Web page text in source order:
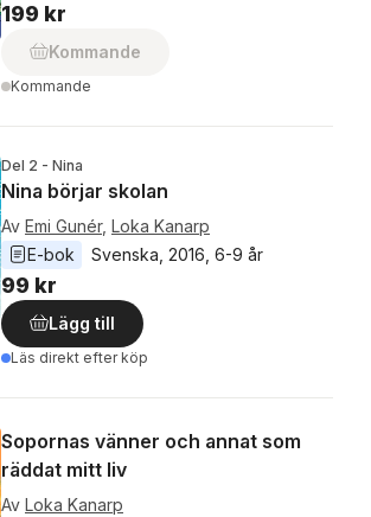
199 kr
Kommande
Kommande
Del 2 - Nina
Nina börjar skolan
Av Emi Gunér, Loka Kanarp
E-bok
Svenska 2016 6-9 år
99 kr
Lägg till
Läs direkt efter köp
Sopornas vänner och annat som
räddat mitt liv
Av Loka Kanarp